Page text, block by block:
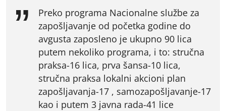
Preko programa Nacionalne službe za
zapošljavanje od početka godine do
avgusta zaposleno je ukupno 90 lica
putem nekoliko programa, i to: stručna
praksa-16 lica, prva šansa-10 lica,
stručna praksa lokalni akcioni plan
zapošljavanja-17 , samozapošljavanje-17
kao i putem 3 javna rada-41 lice